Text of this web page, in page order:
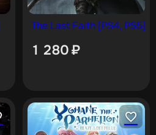
The Last Faith [PS4, PS5]
1 280₽